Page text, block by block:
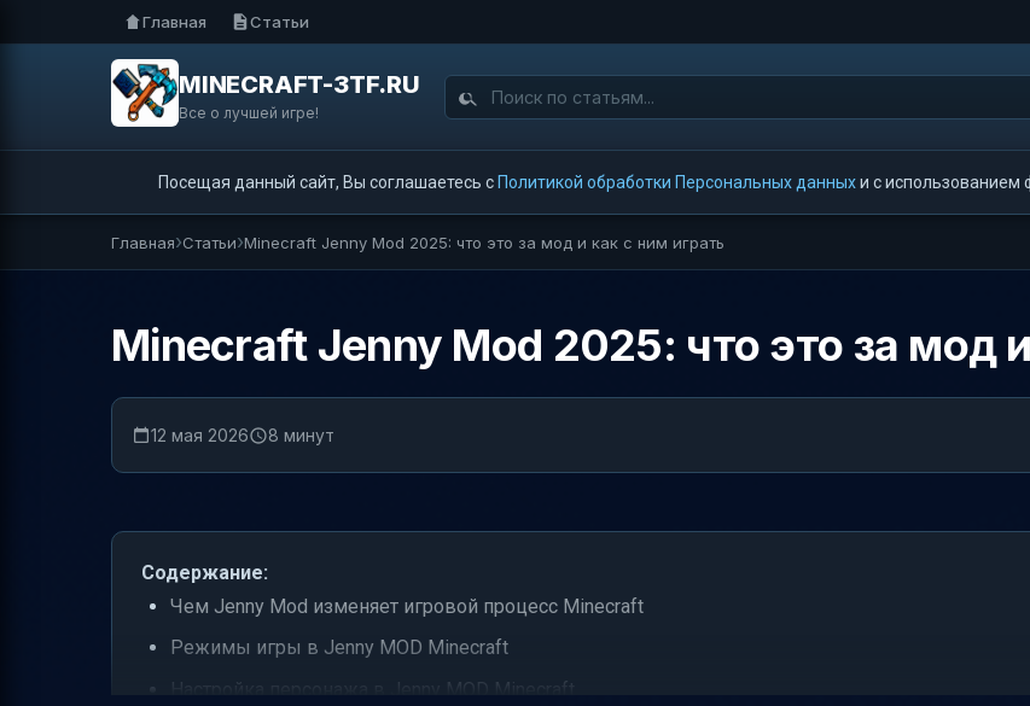
Главная Статьи
MINECRAFT-3TF.RU
Все о лучшей игре!
Посещая данный сайт, Вы соглашаетесь с Политикой обработки Персональных данныхи с использованием
Главная Статьи Minecraft Jenny Mod 2025: что это за мод и как с ним играть
Minecraft Jenny Mod 2025: что это за мод
12 мая 2026 8 минут
Содержание:
Чем Jenny Mod изменяет игровой процесс Minecraft
Режимы игры в Jenny MOD Minecraft
Настройка персонажа в Jenny MOD Minecraft